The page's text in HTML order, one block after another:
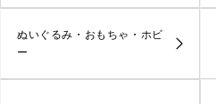
ぬいぐるみ・おもちゃ・ホビ
ー